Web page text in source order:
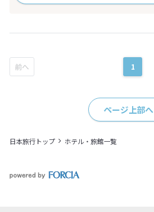
1
ページ上部へ
日本旅行トップ ホテル・旅館一覧